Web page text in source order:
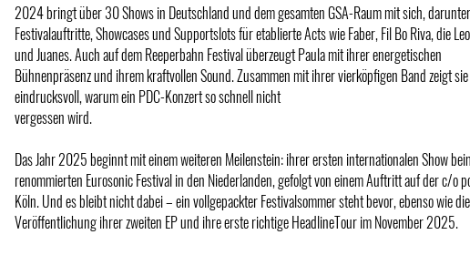
2024 bringt über 30 Shows in Deutschland und dem gesamten GSA-Raum mit sich, darunter
Festivalauftritte, Showcases und Supportslots für etablierte Acts wie Faber, Fil Bo Riva, die
und Juanes. Auch auf dem Reeperbahn Festival überzeugt Paula mit ihrer energetischen
Bühnenpräsenz und ihrem kraftvollen Sound. Zusammen mit ihrer vierköpfigen Band zeigt sie
eindrucksvoll, warum ein PDC-Konzert so schnell nicht
vergessen wird.
Das Jahr 2025 beginnt mit einem weiteren Meilenstein: ihrer ersten internationalen Show
renommierten Eurosonic Festival in den Niederlanden, gefolgt von einem Auftritt auf der c/o
Köln. Und es bleibt nicht dabei – ein vollgepackter Festivalsommer steht bevor, ebenso wie die
Veröffentlichung ihrer zweiten EP und ihre erste richtige HeadlineTour im November 2025.